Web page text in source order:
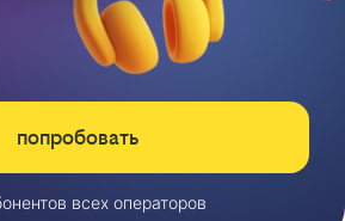
попробовать
всех операторов